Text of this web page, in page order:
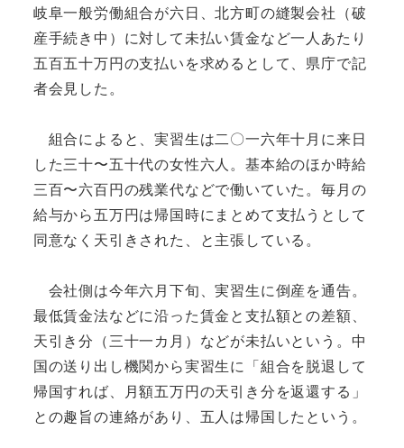
岐阜一般労働組合が六日、北方町の縫製会社（破
産手続き中）に対して未払い賃金など一人あたり
五百五十万円の支払いを求めるとして、県庁で記
者会見した。
組合によると、実習生は二〇一六年十月に来日
した三十〜五十代の女性六人。基本給のほか時給
三百〜六百円の残業代などで働いていた。毎月の
給与から五万円は帰国時にまとめて支払うとして
同意なく天引きされた、と主張している。
会社側は今年六月下旬、実習生に倒産を通告。
最低賃金法などに沿った賃金と支払額との差額、
天引き分（三十一カ月）などが未払いという。中
国の送り出し機関から実習生に「組合を脱退して
帰国すれば、月額五万円の天引き分を返還する」
との趣旨の連絡があり、五人は帰国したという。